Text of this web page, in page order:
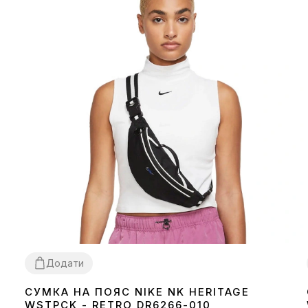
Додати
1SIZE
СУМКА НА ПОЯС NIKE NK HERITAGE
WSTPCK - RETRO DR6266-010